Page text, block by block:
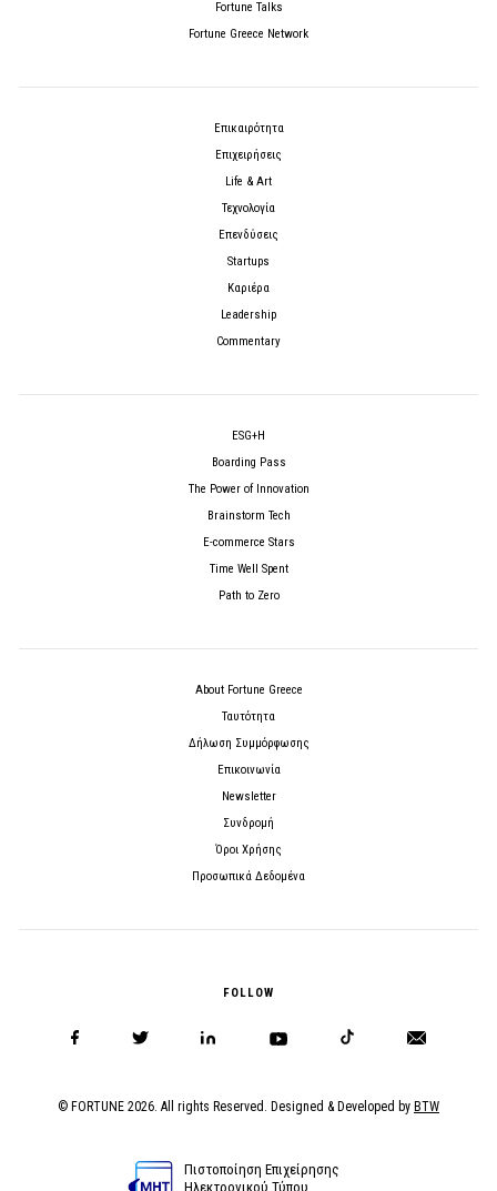
Fortune Talks
Fortune Greece Network
Επικαιρότητα
Επιχειρήσεις
Life & Art
Τεχνολογία
Επενδύσεις
Startups
Καριέρα
Leadership
Commentary
ESG+H
Boarding Pass
The Power of Innovation
Brainstorm Tech
E-commerce Stars
Time Well Spent
Path to Zero
About Fortune Greece
Ταυτότητα
Δήλωση Συμμόρφωσης
Επικοινωνία
Newsletter
Συνδρομή
Όροι Χρήσης
Προσωπικά Δεδομένα
FOLLOW
© FORTUNE 2026. All rights Reserved. Designed & Developed by BTW
Πιστοποίηση Επιχείρησης
Ηλεκτρονικού Τύπου